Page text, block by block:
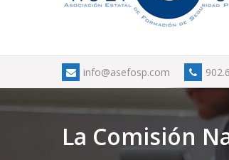
info@asefosp.com
La Comisión